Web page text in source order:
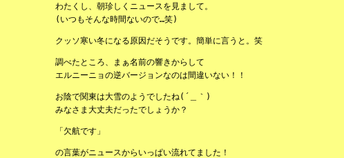
わたくし、朝珍しくニュースを見まして。
(いつもそんな時間ないので…笑)
クッソ寒い冬になる原因だそうです。簡単に言うと。笑
調べたところ、まぁ名前の響きからして
エルニーニョの逆バージョンなのは間違いない！！
お陰で関東は大雪のようでしたね(´＿｀)
みなさま大丈夫だったでしょうか？
「欠航です」
の言葉がニュースからいっぱい流れてました！